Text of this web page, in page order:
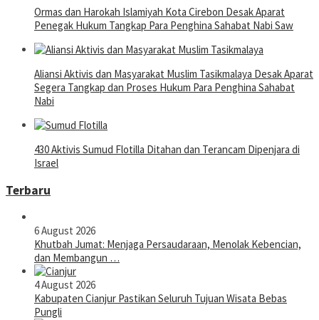
Ormas dan Harokah Islamiyah Kota Cirebon Desak Aparat
Penegak Hukum Tangkap Para Penghina Sahabat Nabi Saw
Aliansi Aktivis dan Masyarakat Muslim Tasikmalaya Desak Aparat
Segera Tangkap dan Proses Hukum Para Penghina Sahabat
Nabi
430 Aktivis Sumud Flotilla Ditahan dan Terancam Dipenjara di
Israel
Terbaru
6 August 2026
Khutbah Jumat: Menjaga Persaudaraan, Menolak Kebencian,
dan Membangun …
4 August 2026
Kabupaten Cianjur Pastikan Seluruh Tujuan Wisata Bebas
Pungli